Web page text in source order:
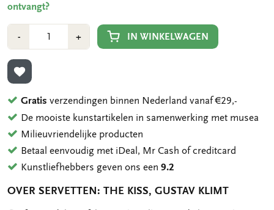
ontvangt?
-Min
1
+Plus
1
IN WINKELWAGEN
TOEVOEGEN AAN VERLANGLIJST
Gratis verzendingen binnen Nederland vanaf €29,-
De mooiste kunstartikelen in samenwerking met musea
Milieuvriendelijke producten
Betaal eenvoudig met iDeal, Mr Cash of creditcard
Kunstliefhebbers geven ons een9.2
OVER SERVETTEN: THE KISS, GUSTAV KLIMT